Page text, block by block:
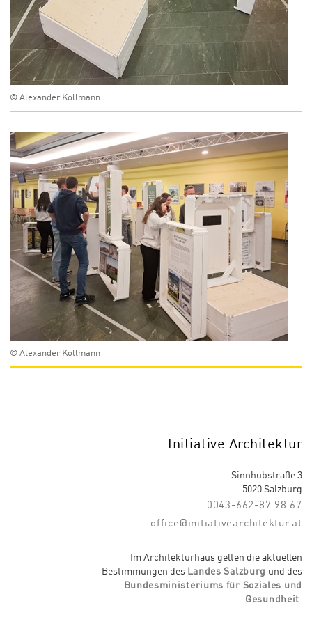
© Alexander Kollmann
© Alexander Kollmann
Initiative Architektur
Sinnhubstraße 3
5020 Salzburg
0043-662-87 98 67
office@initiativearchitektur.at
Im Architekturhaus gelten die aktuellen
Bestimmungen des Landes Salzburg und des
Bundesministeriums für Soziales und
Gesundheit.